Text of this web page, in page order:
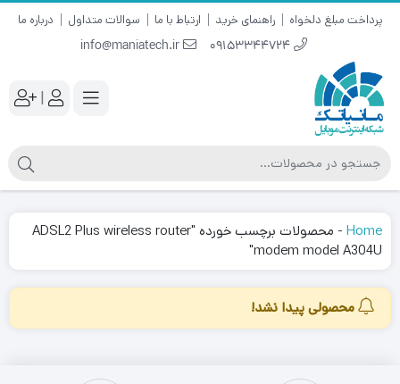
پرداخت مبلغ دلخواه راهنمای خرید ارتباط با ما سوالات متداول درباره ما
09153344724
info@maniatech.ir
|
Home
-
محصولات برچسب خورده "ADSL2 Plus wireless router
modem model A304U"
محصولی پیدا نشد!